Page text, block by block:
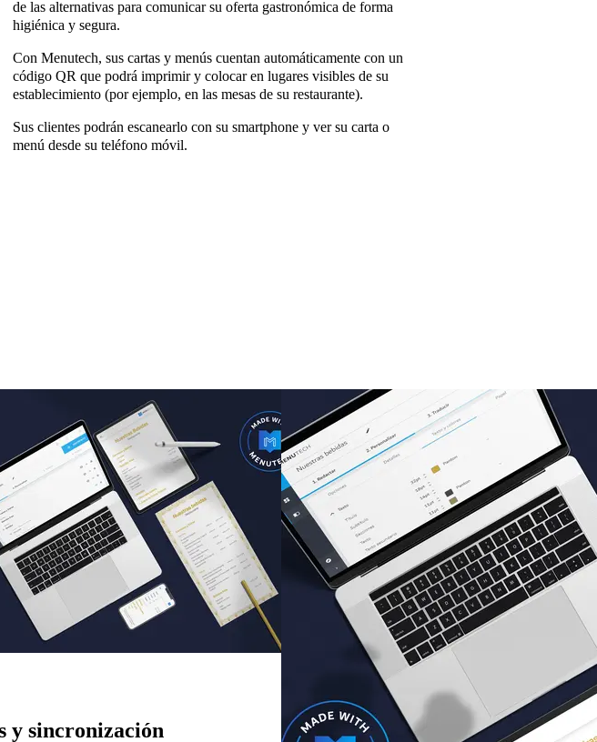
de las alternativas para comunicar su oferta gastronómica de forma
higiénica y segura.
Con Menutech, sus cartas y menús cuentan automáticamente con un
código QR que podrá imprimir y colocar en lugares visibles de su
establecimiento (por ejemplo, en las mesas de su restaurante).
Sus clientes podrán escanearlo con su smartphone y ver su carta o
menú desde su teléfono móvil.
y sincronización